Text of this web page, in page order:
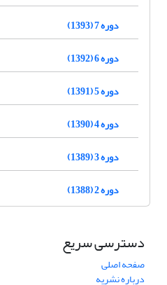
دوره 7 (1393)
دوره 6 (1392)
دوره 5 (1391)
دوره 4 (1390)
دوره 3 (1389)
دوره 2 (1388)
دسترسی سریع
صفحه اصلی
درباره نشریه